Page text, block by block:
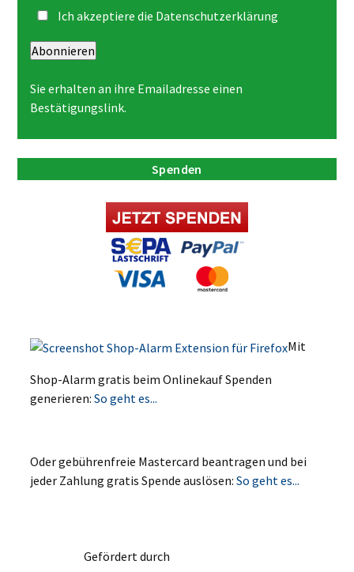
Ich akzeptiere die Datenschutzerklärung
Abonnieren
Sie erhalten an ihre Emailadresse einen
Bestätigungslink.
Spenden
Mit
Shop-Alarm gratis beim Onlinekauf Spenden
generieren:So geht es...
Oder gebührenfreie Mastercard beantragen und bei
jeder Zahlung gratis Spende auslösen:So geht es...
Gefördert durch